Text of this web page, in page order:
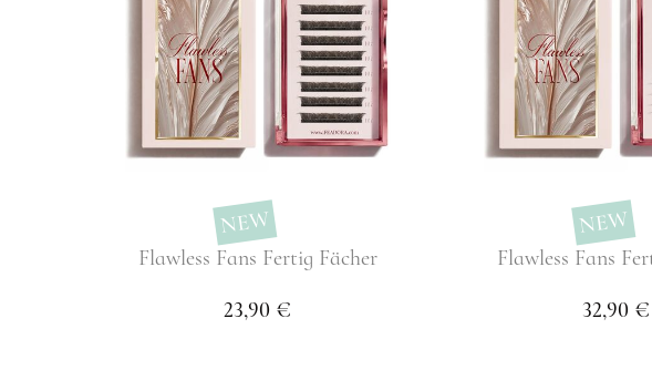
NEW
Flawless Fans Fertig Fächer
23,90 €
NEW
Flawless Fans
32,90 €